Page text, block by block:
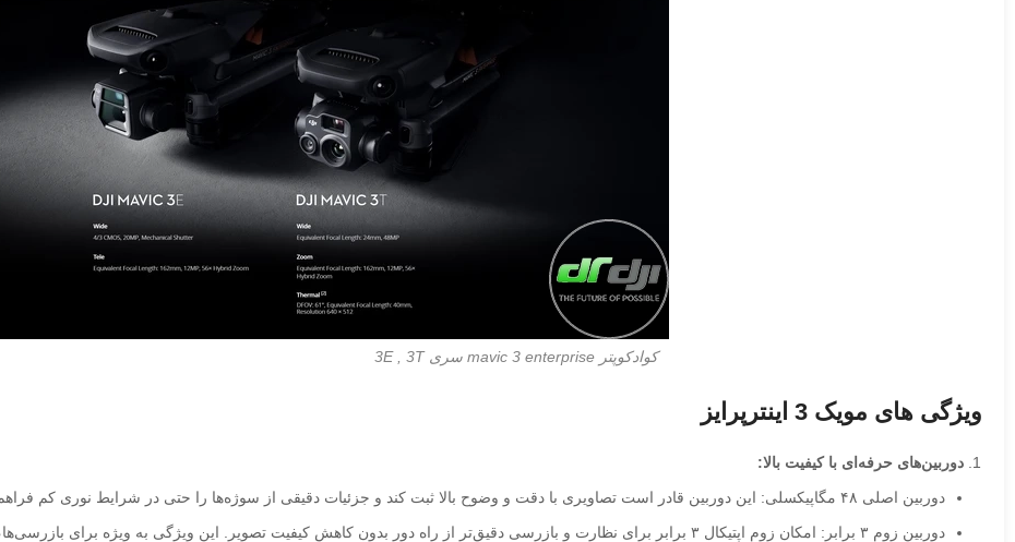
کوادکوپتر mavic 3 enterprise سری 3E , 3T
ویژگی های مویک 3 اینترپرایز
دوربین‌های حرفه‌ای با کیفیت بالا:
دوربین اصلی ۴۸ مگاپیکسلی: این دوربین قادر است تصاویری با دقت و وضوح بالا ثبت کند و جزئیات دقیقی از سوژه‌ها را حتی در شرایط نوری کم فراهم آورد.
دوربین زوم ۳ برابر: امکان زوم اپتیکال ۳ برابر برای نظارت و بازرسی دقیق‌تر از راه دور بدون کاهش کیفیت تصویر. این ویژگی به ویژه برای بازرسی‌ها، کنترل امنیتی، و نظارت بر مناطق وسیع مفید است.